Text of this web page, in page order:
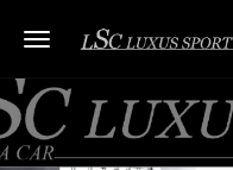
Toggle navigation